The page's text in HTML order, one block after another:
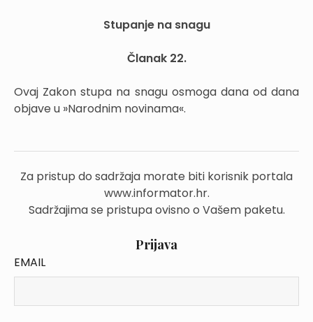
Stupanje na snagu
Članak 22.
Ovaj Zakon stupa na snagu osmoga dana od dana
objave u »Narodnim novinama«.
Za pristup do sadržaja morate biti korisnik portala
www.informator.hr.
Sadržajima se pristupa ovisno o Vašem paketu.
Prijava
EMAIL